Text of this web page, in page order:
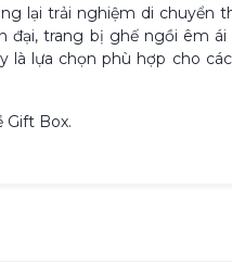
lại trải nghiệm di chuyển
đại, trang bị ghế ngồi êm
lựa chọn phù hợp cho
Gift Box.